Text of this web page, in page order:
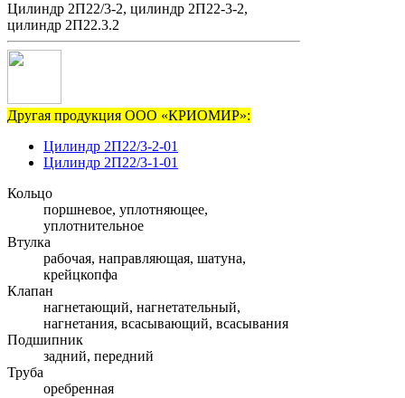
Цилиндр 2П22/3-2, цилиндр 2П22-3-2,
цилиндр 2П22.3.2
Другая продукция ООО «КРИОМИР»:
Цилиндр 2П22/3-2-01
Цилиндр 2П22/3-1-01
Кольцо
поршневое, уплотняющее,
уплотнительное
Втулка
рабочая, направляющая, шатуна,
крейцкопфа
Клапан
нагнетающий, нагнетательный,
нагнетания, всасывающий, всасывания
Подшипник
задний, передний
Труба
оребренная